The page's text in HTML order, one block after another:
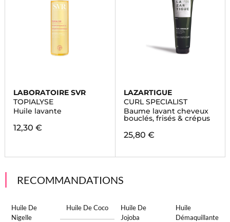
LABORATOIRE SVR
TOPIALYSE
Huile lavante
12,30 €
LAZARTIGUE
CURL SPECIALIST
Baume lavant cheveux
bouclés, frisés & crépus
25,80 €
RECOMMANDATIONS
Huile De
Nigelle
Huile De Coco
Huile De
Jojoba
Huile
Démaquillante